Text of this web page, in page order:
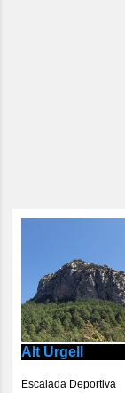
Alt Urgell
Escalada Deportiva